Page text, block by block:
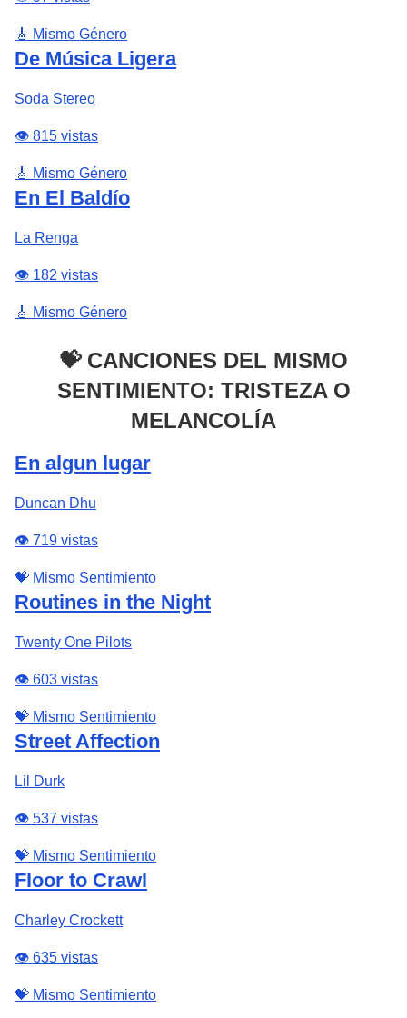
🎸 Mismo Género
De Música Ligera
Soda Stereo
👁️ 815 vistas
🎸 Mismo Género
En El Baldío
La Renga
👁️ 182 vistas
🎸 Mismo Género
💝 CANCIONES DEL MISMO
SENTIMIENTO: TRISTEZA O
MELANCOLÍA
En algun lugar
Duncan Dhu
👁️ 719 vistas
💝 Mismo Sentimiento
Routines in the Night
Twenty One Pilots
👁️ 603 vistas
💝 Mismo Sentimiento
Street Affection
Lil Durk
👁️ 537 vistas
💝 Mismo Sentimiento
Floor to Crawl
Charley Crockett
👁️ 635 vistas
💝 Mismo Sentimiento